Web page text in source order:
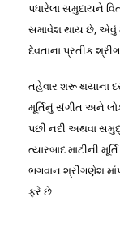
પધારેલા સમુદાયને
સમાવેશ થાય છે, એવું
દેવતાના પ્રતીક
તહેવાર શરૂ થયાના
મૂર્તિનું સંગીત અને
પછી નદી અથવા
ત્યારબાદ માટીની
ભગવાન શ્રીગણેશ
ફરે છે.